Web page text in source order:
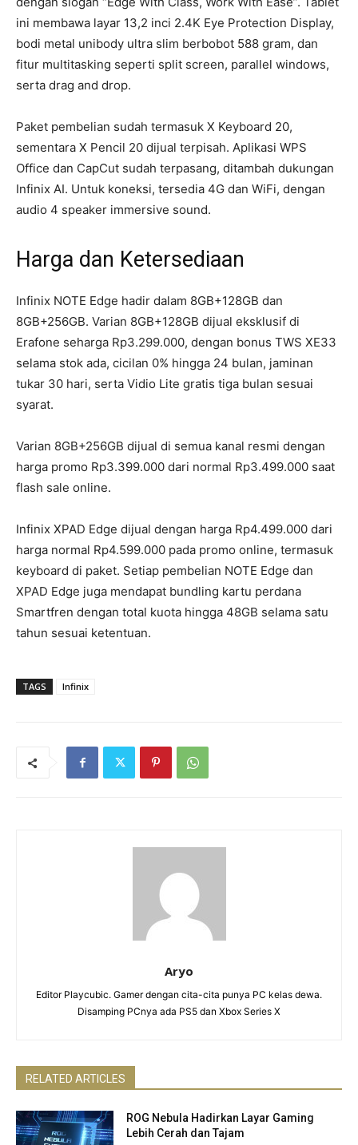
ini membawa layar 13,2 inci 2.4K Eye Protection Display,
bodi metal unibody ultra slim berbobot 588 gram, dan
fitur multitasking seperti split screen, parallel windows,
serta drag and drop.
Paket pembelian sudah termasuk X Keyboard 20,
sementara X Pencil 20 dijual terpisah. Aplikasi WPS
Office dan CapCut sudah terpasang, ditambah dukungan
Infinix AI. Untuk koneksi, tersedia 4G dan WiFi, dengan
audio 4 speaker immersive sound.
Harga dan Ketersediaan
Infinix NOTE Edge hadir dalam 8GB+128GB dan
8GB+256GB. Varian 8GB+128GB dijual eksklusif di
Erafone seharga Rp3.299.000, dengan bonus TWS XE33
selama stok ada, cicilan 0% hingga 24 bulan, jaminan
tukar 30 hari, serta Vidio Lite gratis tiga bulan sesuai
syarat.
Varian 8GB+256GB dijual di semua kanal resmi dengan
harga promo Rp3.399.000 dari normal Rp3.499.000 saat
flash sale online.
Infinix XPAD Edge dijual dengan harga Rp4.499.000 dari
harga normal Rp4.599.000 pada promo online, termasuk
keyboard di paket. Setiap pembelian NOTE Edge dan
XPAD Edge juga mendapat bundling kartu perdana
Smartfren dengan total kuota hingga 48GB selama satu
tahun sesuai ketentuan.
TAGS Infinix
Aryo
Editor Playcubic. Gamer dengan cita-cita punya PC kelas dewa.
Disamping PCnya ada PS5 dan Xbox Series X
RELATED ARTICLES
ROG Nebula Hadirkan Layar Gaming
Lebih Cerah dan Tajam